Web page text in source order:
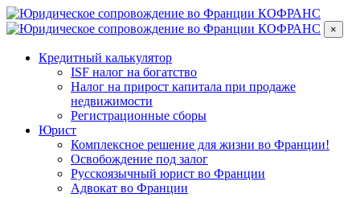
×
Кредитный калькулятор
ISF налог на богатство
Налог на прирост капитала при продаже
недвижимости
Регистрационные сборы
Юрист
Комплексное решение для жизни во Франции!
Освобождение под залог
Русскоязычный юрист во Франции
Адвокат во Франции